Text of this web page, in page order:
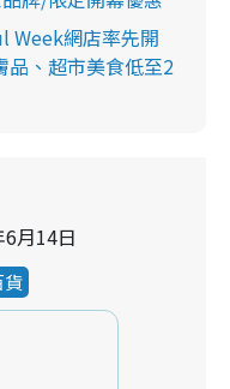
Week網店率先開
品、超市美食低至2
月14日
貨